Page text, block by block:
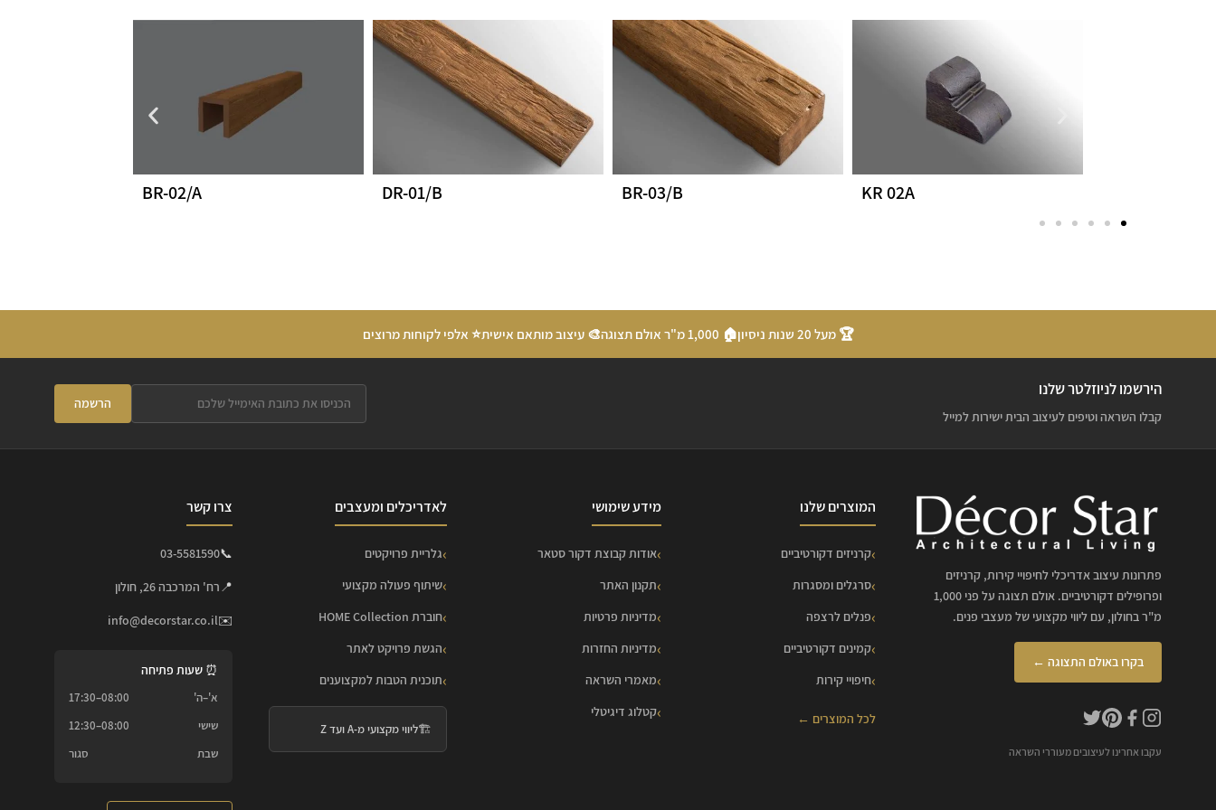
KR 02A
BR-03/B
DR-01/B
BR-02/A
🏆 מעל 20 שנות ניסיון 🏠 1,000 מ"ר אולם תצוגה 🎨 עיצוב מותאם אישית⭐ אלפי לקוחות מרוצים
הירשמו לניוזלטר שלנו
קבלו השראה וטיפים לעיצוב הבית ישירות למייל
הרשמה
פתרונות עיצוב אדריכלי לחיפויי קירות, קרניזים
ופרופילים דקורטיביים. אולם תצוגה על פני 1,000
מ"ר בחולון, עם ליווי מקצועי של מעצבי פנים.
בקרו באולם התצוגה ←
עקבו אחרינו לעיצובים מעוררי השראה
המוצרים שלנו
קרניזים דקורטיביים
סרגלים ומסגרות
פנלים לרצפה
קמינים דקורטיביים
חיפויי קירות
לכל המוצרים ←
מידע שימושי
אודות קבוצת דקור סטאר
תקנון האתר
מדיניות פרטיות
מדיניות החזרות
מאמרי השראה
קטלוג דיגיטלי
לאדריכלים ומעצבים
גלריית פרויקטים
שיתוף פעולה מקצועי
חוברת HOME Collection
הגשת פרויקט לאתר
תוכנית הטבות למקצוענים
🏗️ליווי מקצועי מ-A ועד Z
צרו קשר
📞
03-5581590
📍רח' המרכבה 26, חולון
✉️
info@decorstar.co.il
⏰ שעות פתיחה
א'–ה'
08:00–17:30
שישי
08:00–12:30
שבת
סגור